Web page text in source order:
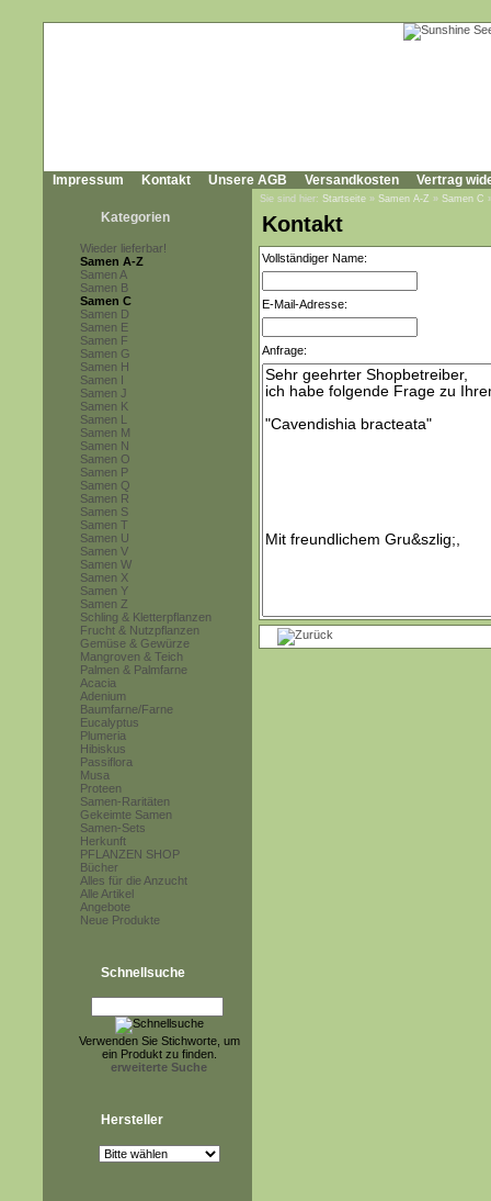
Impressum Kontakt Unsere AGB Versandkosten Vertrag
Kategorien
Wieder lieferbar!
Samen A-Z
Samen A
Samen B
Samen C
Samen D
Samen E
Samen F
Samen G
Samen H
Samen I
Samen J
Samen K
Samen L
Samen M
Samen N
Samen O
Samen P
Samen Q
Samen R
Samen S
Samen T
Samen U
Samen V
Samen W
Samen X
Samen Y
Samen Z
Schling & Kletterpflanzen
Frucht & Nutzpflanzen
Gemüse & Gewürze
Mangroven & Teich
Palmen & Palmfarne
Acacia
Adenium
Baumfarne/Farne
Eucalyptus
Plumeria
Hibiskus
Passiflora
Musa
Proteen
Samen-Raritäten
Gekeimte Samen
Samen-Sets
Herkunft
PFLANZEN SHOP
Bücher
Alles für die Anzucht
Alle Artikel
Angebote
Neue Produkte
Schnellsuche
Verwenden Sie Stichworte, um
ein Produkt zu finden.
erweiterte Suche
Hersteller
Sie sind hier: Startseite » Samen A-Z » Samen C
Kontakt
Vollständiger Name:
E-Mail-Adresse:
Anfrage: